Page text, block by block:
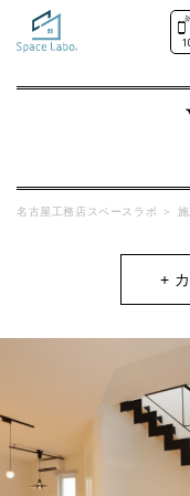
名古屋工務店スペースラボ ＞
+